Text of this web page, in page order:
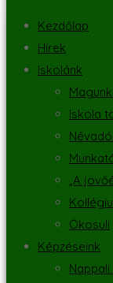
Kezdőlap
Hírek
Iskolánk
Iskola
„A
Ökosuli
Képzéseink